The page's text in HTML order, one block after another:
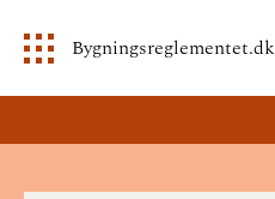
Bygningsreglementet.dk